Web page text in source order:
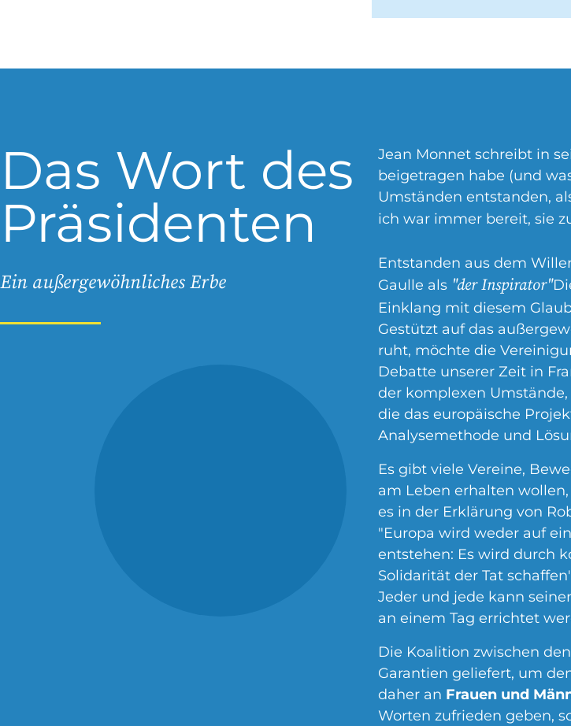
Das Wort des
Präsidenten
Ein außergewöhnliches Erbe
Jean Monnet schreibt in
beigetragen habe (und
Umständen entstanden,
ich war immer bereit, sie
Entstanden aus dem
Gaulle als "der Inspirator"
Einklang mit diesem
Gestützt auf das
ruht, möchte die
Debatte unserer Zeit in
der komplexen
die das europäische
Analysemethode und
Es gibt viele Vereine,
am Leben erhalten
es in der Erklärung von
"Europa wird weder auf
entstehen: Es wird durch
Solidarität der Tat
Jeder und jede kann
an einem Tag errichtet
Die Koalition zwischen
Garantien geliefert, um
daher an Frauen und
Worten zufrieden geben,